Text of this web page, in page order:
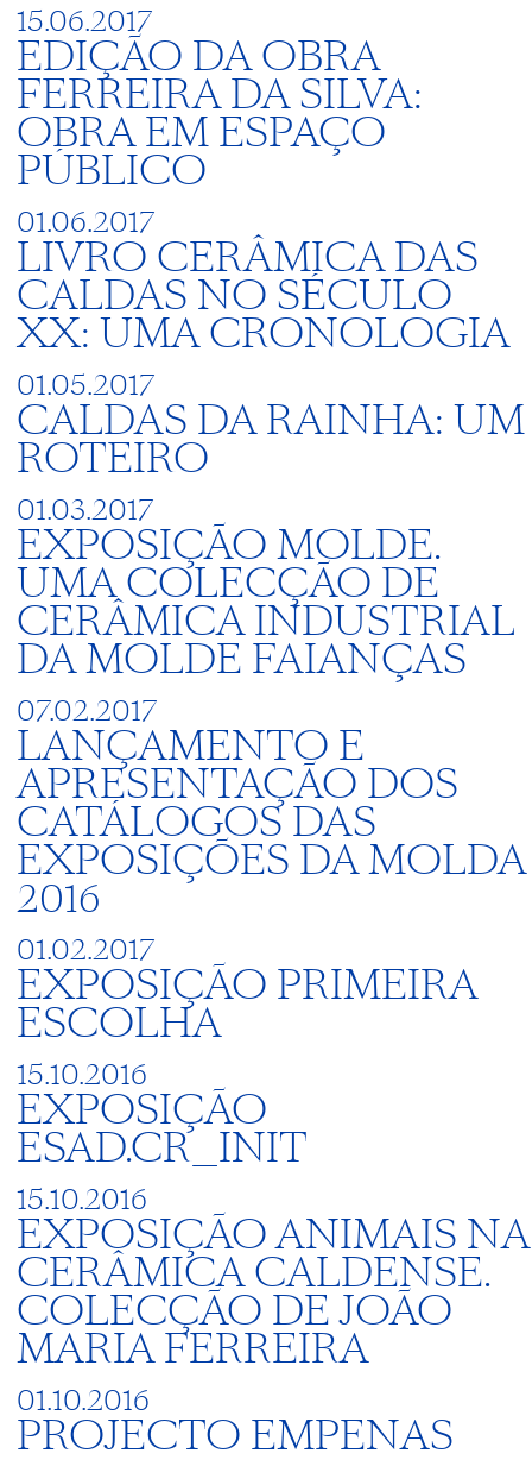
15.06.2017
EDIÇÃO DA OBRA
FERREIRA DA SILVA:
OBRA EM ESPAÇO
PÚBLICO
01.06.2017
LIVRO CERÂMICA DAS
CALDAS NO SÉCULO
XX: UMA CRONOLOGIA
01.05.2017
CALDAS DA RAINHA: UM
ROTEIRO
01.03.2017
EXPOSIÇÃO MOLDE.
UMA COLECÇÃO DE
CERÂMICA INDUSTRIAL
DA MOLDE FAIANÇAS
07.02.2017
LANÇAMENTO E
APRESENTAÇÃO DOS
CATÁLOGOS DAS
EXPOSIÇÕES DA MOLDA
2016
01.02.2017
EXPOSIÇÃO PRIMEIRA
ESCOLHA
15.10.2016
EXPOSIÇÃO
ESAD.CR_INIT
15.10.2016
EXPOSIÇÃO ANIMAIS NA
CERÂMICA CALDENSE.
COLECÇÃO DE JOÃO
MARIA FERREIRA
01.10.2016
PROJECTO EMPENAS